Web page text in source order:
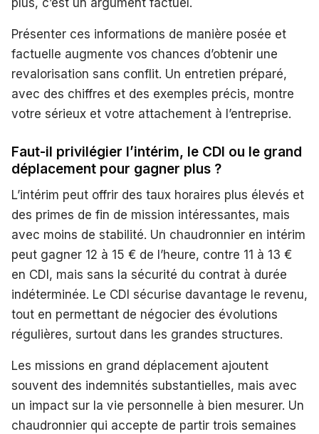
plus, c’est un argument factuel.
Présenter ces informations de manière posée et
factuelle augmente vos chances d’obtenir une
revalorisation sans conflit. Un entretien préparé,
avec des chiffres et des exemples précis, montre
votre sérieux et votre attachement à l’entreprise.
Faut-il privilégier l’intérim, le CDI ou le grand
déplacement pour gagner plus ?
L’intérim peut offrir des taux horaires plus élevés et
des primes de fin de mission intéressantes, mais
avec moins de stabilité. Un chaudronnier en intérim
peut gagner 12 à 15 € de l’heure, contre 11 à 13 €
en CDI, mais sans la sécurité du contrat à durée
indéterminée. Le CDI sécurise davantage le revenu,
tout en permettant de négocier des évolutions
régulières, surtout dans les grandes structures.
Les missions en grand déplacement ajoutent
souvent des indemnités substantielles, mais avec
un impact sur la vie personnelle à bien mesurer. Un
chaudronnier qui accepte de partir trois semaines